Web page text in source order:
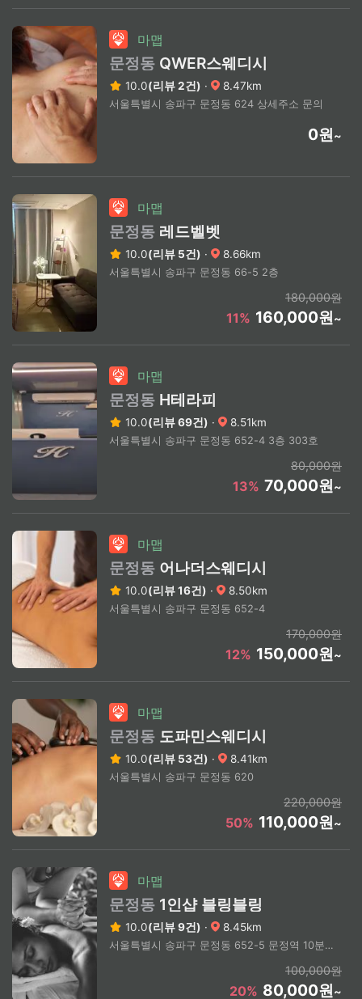
마맵
문정동 QWER스웨디시
10.0(리뷰 2건) · 8.47km
서울특별시 송파구 문정동 624 상세주소 문의
0원~
마맵
문정동 레드벨벳
10.0(리뷰 5건) · 8.66km
서울특별시 송파구 문정동 66-5 2층
180,000원
11% 160,000원~
마맵
문정동 H테라피
10.0(리뷰 69건) · 8.51km
서울특별시 송파구 문정동 652-4 3층 303호
80,000원
13% 70,000원~
마맵
문정동 어나더스웨디시
10.0(리뷰 16건) · 8.50km
서울특별시 송파구 문정동 652-4
170,000원
12% 150,000원~
마맵
문정동 도파민스웨디시
10.0(리뷰 53건) · 8.41km
서울특별시 송파구 문정동 620
220,000원
50% 110,000원~
마맵
문정동 1인샵 블링블링
10.0(리뷰 9건) · 8.45km
서울특별시 송파구 문정동 652-5 문정역 10분거리
100,000원
20% 80,000원~